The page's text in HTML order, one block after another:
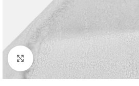
Agrandir